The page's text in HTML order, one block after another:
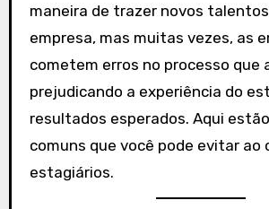
maneira de trazer novos
empresa, mas muitas vezes, as
cometem erros no processo que
prejudicando a experiência do
resultados esperados. Aqui
comuns que você pode evitar
estagiários.